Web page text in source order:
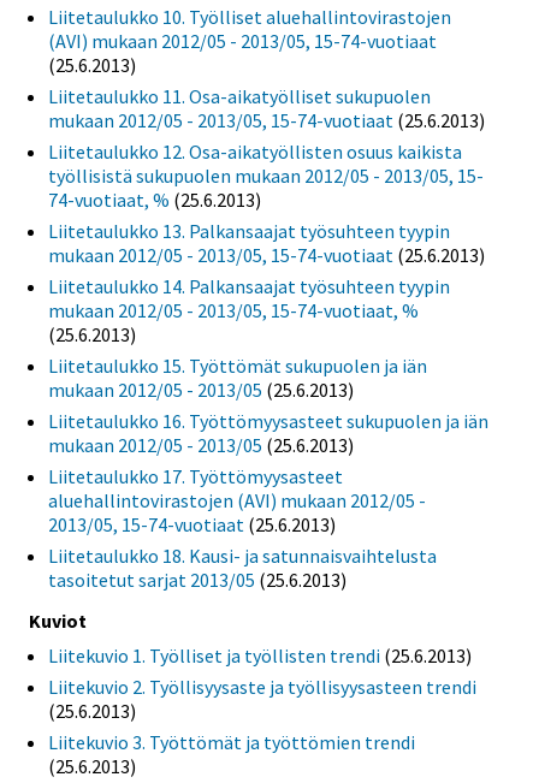
Liitetaulukko 10. Työlliset aluehallintovirastojen
(AVI) mukaan 2012/05 - 2013/05, 15-74-vuotiaat
(25.6.2013)
Liitetaulukko 11. Osa-aikatyölliset sukupuolen
mukaan 2012/05 - 2013/05, 15-74-vuotiaat (25.6.2013)
Liitetaulukko 12. Osa-aikatyöllisten osuus kaikista
työllisistä sukupuolen mukaan 2012/05 - 2013/05, 15-
74-vuotiaat, % (25.6.2013)
Liitetaulukko 13. Palkansaajat työsuhteen tyypin
mukaan 2012/05 - 2013/05, 15-74-vuotiaat (25.6.2013)
Liitetaulukko 14. Palkansaajat työsuhteen tyypin
mukaan 2012/05 - 2013/05, 15-74-vuotiaat, %
(25.6.2013)
Liitetaulukko 15. Työttömät sukupuolen ja iän
mukaan 2012/05 - 2013/05 (25.6.2013)
Liitetaulukko 16. Työttömyysasteet sukupuolen ja iän
mukaan 2012/05 - 2013/05 (25.6.2013)
Liitetaulukko 17. Työttömyysasteet
aluehallintovirastojen (AVI) mukaan 2012/05 -
2013/05, 15-74-vuotiaat (25.6.2013)
Liitetaulukko 18. Kausi- ja satunnaisvaihtelusta
tasoitetut sarjat 2013/05 (25.6.2013)
Kuviot
Liitekuvio 1. Työlliset ja työllisten trendi (25.6.2013)
Liitekuvio 2. Työllisyysaste ja työllisyysasteen trendi
(25.6.2013)
Liitekuvio 3. Työttömät ja työttömien trendi
(25.6.2013)